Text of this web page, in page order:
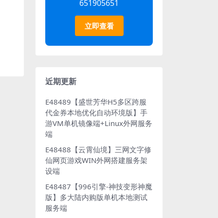
651905651
立即查看
近期更新
E48489【盛世芳华H5多区跨服
代金券本地优化自动环境版】手
游VM单机镜像端+Linux外网服务
端
E48488【云霄仙境】三网文字修
仙网页游戏WIN外网搭建服务架
设端
E48487【996引擎-神技变形神魔
版】多大陆内购版单机本地测试
服务端